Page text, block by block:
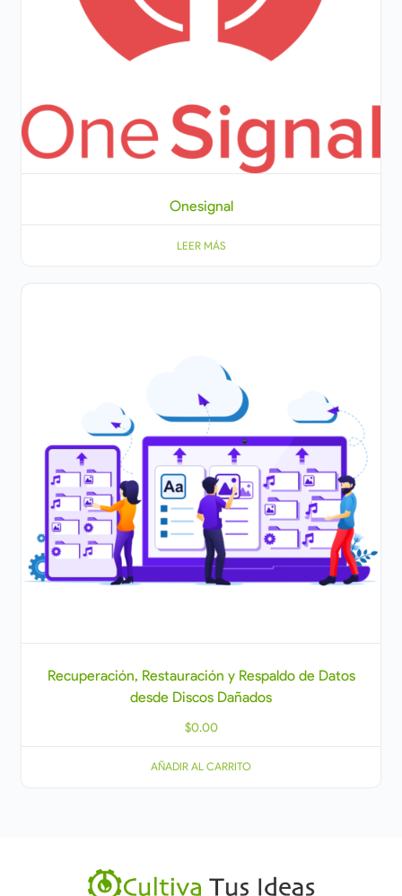
Onesignal
LEER MÁS
Recuperación, Restauración y Respaldo de Datos
desde Discos Dañados
$0.00
AÑADIR AL CARRITO